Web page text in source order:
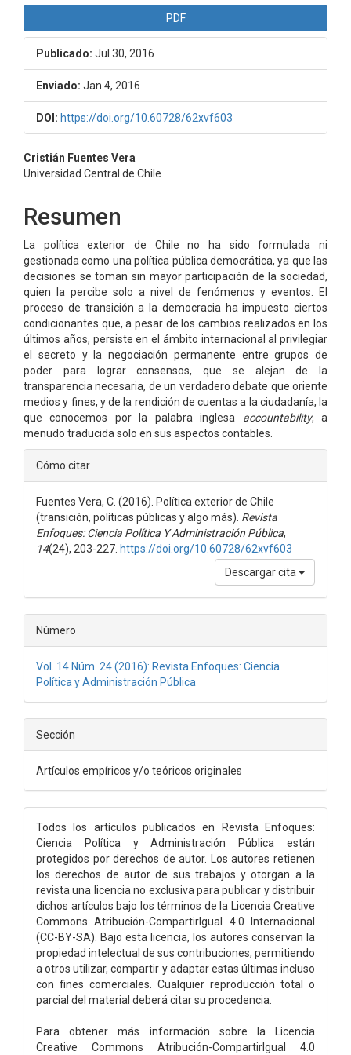
PDF
Publicado: Jul 30, 2016
Enviado: Jan 4, 2016
DOI: https://doi.org/10.60728/62xvf603
Contenido
del
artículo
Cristián Fuentes Vera
Universidad Central de Chile
Resumen
La política exterior de Chile no ha sido formulada ni
gestionada como una política pública democrática, ya que las
decisiones se toman sin mayor participación de la sociedad,
quien la percibe solo a nivel de fenómenos y eventos. El
proceso de transición a la democracia ha impuesto ciertos
condicionantes que, a pesar de los cambios realizados en los
últimos años, persiste en el ámbito internacional al privilegiar
el secreto y la negociación permanente entre grupos de
poder para lograr consensos, que se alejan de la
transparencia necesaria, de un verdadero debate que oriente
medios y fines, y de la rendición de cuentas a la ciudadanía, la
que conocemos por la palabra inglesa accountability, a
menudo traducida solo en sus aspectos contables.
Detalles
del
artículo
Cómo citar
Fuentes Vera, C. (2016). Política exterior de Chile
(transición, políticas públicas y algo más). Revista
Enfoques: Ciencia Política Y Administración Pública,
14(24), 203-227. https://doi.org/10.60728/62xvf603
Descargar cita
Número
Vol. 14 Núm. 24 (2016): Revista Enfoques: Ciencia
Política y Administración Pública
Sección
Artículos empíricos y/o teóricos originales
Todos los artículos publicados en Revista Enfoques:
Ciencia Política y Administración Pública están
protegidos por derechos de autor. Los autores retienen
los derechos de autor de sus trabajos y otorgan a la
revista una licencia no exclusiva para publicar y distribuir
dichos artículos bajo los términos de la Licencia Creative
Commons Atribución-CompartirIgual 4.0 Internacional
(CC-BY-SA). Bajo esta licencia, los autores conservan la
propiedad intelectual de sus contribuciones, permitiendo
a otros utilizar, compartir y adaptar estas últimas incluso
con fines comerciales. Cualquier reproducción total o
parcial del material deberá citar su procedencia.
Para obtener más información sobre la Licencia
Creative Commons Atribución-CompartirIgual 4.0